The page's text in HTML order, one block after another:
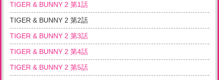
TIGER & BUNNY 2 第1話
TIGER & BUNNY 2 第2話
TIGER & BUNNY 2 第3話
TIGER & BUNNY 2 第4話
TIGER & BUNNY 2 第5話